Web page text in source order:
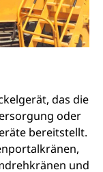
das die
oder
bereitstellt.
und